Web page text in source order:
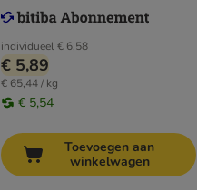
individueel€ 6,58
€ 5,89
€ 65,44 / kg
€ 5,54
Toevoegen aan
winkelwagen